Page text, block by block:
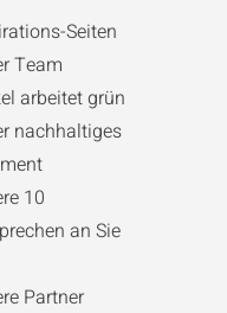
Seiten
Team
arbeitet grün
nachhaltiges
10
an Sie
Partner